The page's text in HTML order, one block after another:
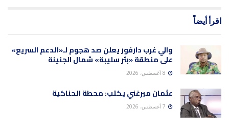
اقرأ أيضاً
والي غرب دارفور يعلن صد هجوم لـ«الدعم السريع»
على منطقة «بئر سليبة» شمال الجنينة
عثمان ميرغني يكتب: محطة الحناكية